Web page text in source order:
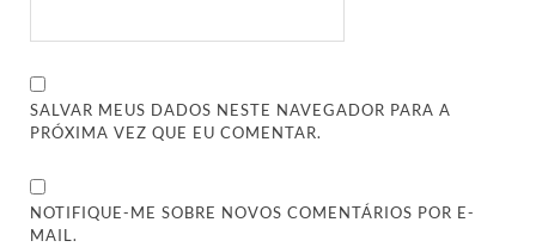
SALVAR MEUS DADOS NESTE NAVEGADOR PARA A
PRÓXIMA VEZ QUE EU COMENTAR.
NOTIFIQUE-ME SOBRE NOVOS COMENTÁRIOS POR E-
MAIL.